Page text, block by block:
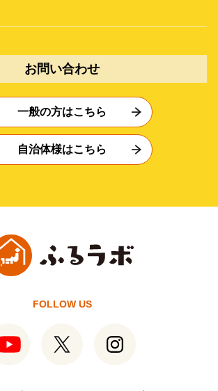
お問い合わせ
一般の方はこちら
自治体様はこちら
FOLLOW US